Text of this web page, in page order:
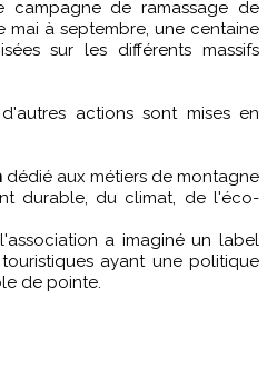
de ramassage de
mai à septembre, une centaine
sur les différents massifs
actions sont mises en
dédié aux métiers de montagne
durable, du climat, de l'éco-
a imaginé un label
ayant une politique
de pointe.